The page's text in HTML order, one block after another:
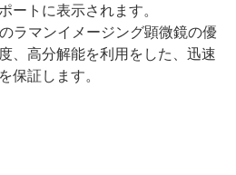
ートに表示されます。
ラマンイメージング顕微鏡の優
、高分解能を利用をした、迅速
保証します。